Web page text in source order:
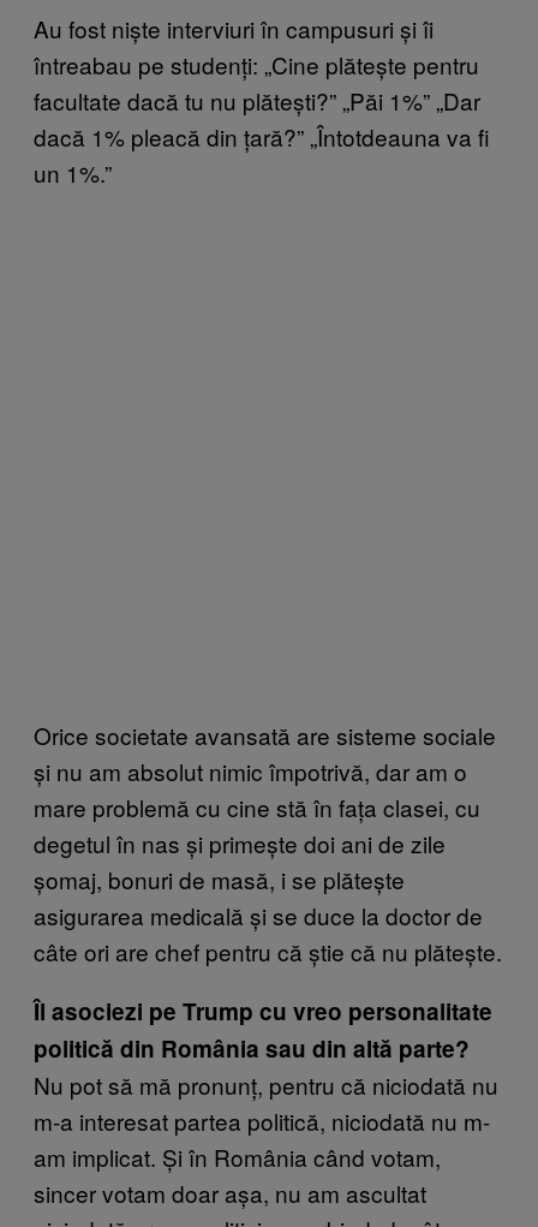
Au fost niște interviuri în campusuri și îi
întreabau pe studenți: „Cine plătește pentru
facultate dacă tu nu plătești?” „Păi 1%” „Dar
dacă 1% pleacă din țară?” „Întotdeauna va fi
un 1%.”
Orice societate avansată are sisteme sociale
și nu am absolut nimic împotrivă, dar am o
mare problemă cu cine stă în fața clasei, cu
degetul în nas și primește doi ani de zile
șomaj, bonuri de masă, i se plătește
asigurarea medicală și se duce la doctor de
câte ori are chef pentru că știe că nu plătește.
Îl asociezi pe Trump cu vreo personalitate
politică din România sau din altă parte?
Nu pot să mă pronunț, pentru că niciodată nu
m-a interesat partea politică, niciodată nu m-
am implicat. Și în România când votam,
sincer votam doar așa, nu am ascultat